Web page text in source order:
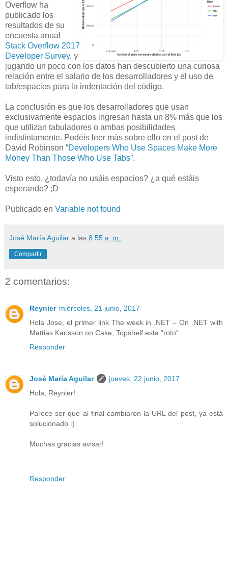
Overflow ha
publicado los
resultados de su
encuesta anual
Stack Overflow 2017
Developer Survey, y
jugando un poco con los datos han descubierto una curiosa
relación entre el salario de los desarrolladores y el uso de
tab/espacios para la indentación del código.
La conclusión es que los desarrolladores que usan
exclusivamente espacios ingresan hasta un 8% más que los
que utilizan tabuladores o ambas posibilidades
indistintamente. Podéis leer más sobre ello en el post de
David Robinson “Developers Who Use Spaces Make More
Money Than Those Who Use Tabs”.
Visto esto, ¿todavía no usáis espacios? ¿a qué estáis
esperando? ;D
Publicado en Variable not found
José María Aguilar a las 8:55 a. m.
Compartir
2 comentarios:
Reynier miércoles, 21 junio, 2017
Hola Jose, el primer link The week in .NET – On .NET with
Mattias Karlsson on Cake, Topshelf esta "roto"
Responder
José María Aguilar
jueves, 22 junio, 2017
Hola, Reynier!
Parece ser que al final cambiaron la URL del post, ya está
solucionado :)
Muchas gracias avisar!
Responder